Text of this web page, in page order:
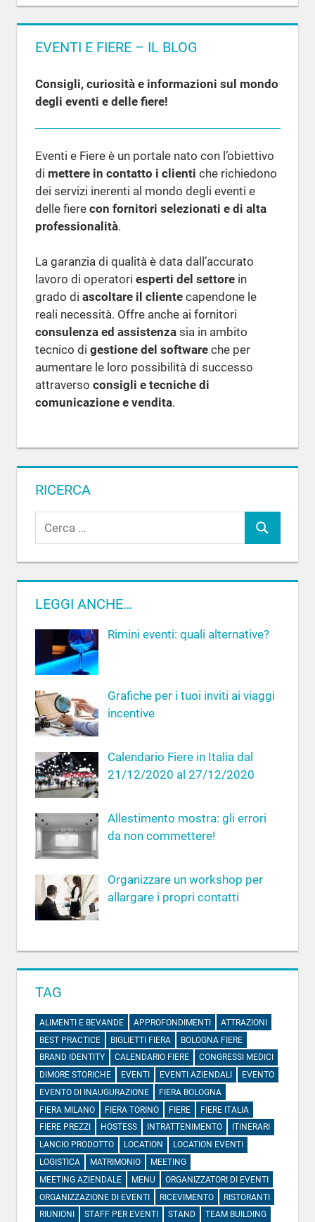
EVENTI E FIERE – IL BLOG
Consigli, curiosità e informazioni sul mondo
degli eventi e delle fiere!
Eventi e Fiere è un portale nato con l’obiettivo
di mettere in contatto i clienti che richiedono
dei servizi inerenti al mondo degli eventi e
delle fierecon fornitori selezionati e di alta
professionalità.
La garanzia di qualità è data dall’accurato
lavoro di operatori esperti del settorein
grado di ascoltare il clientecapendone le
reali necessità. Offre anche ai fornitori
consulenza ed assistenzasia in ambito
tecnico di gestione del softwareche per
aumentare le loro possibilità di successo
attraverso consigli e tecniche di
comunicazione e vendita.
RICERCA
c
e
r
:
r
LEGGI ANCHE…
Rimini eventi: quali alternative?
Grafiche per i tuoi inviti ai viaggi
incentive
Calendario Fiere in Italia dal
21/12/2020 al 27/12/2020
Allestimento mostra: gli errori
da non commettere!
Organizzare un workshop per
allargare i propri contatti
TAG
ALIMENTI E BEVANDE APPROFONDIMENTI
ATTRAZIONI
BEST PRACTICE
BIGLIETTI FIERA
BOLOGNA FIERE
BRAND IDENTITY
CALENDARIO FIERE
CONGRESSI MEDICI
DIMORE STORICHE
EVENTI EVENTI AZIENDALI
EVENTO
EVENTO DI INAUGURAZIONE
FIERA BOLOGNA
FIERA MILANO
FIERA TORINO FIERE
FIERE ITALIA
FIERE PREZZI
HOSTESS INTRATTENIMENTO
ITINERARI
LANCIO PRODOTTO
LOCATION
LOCATION EVENTI
LOGISTICA
MATRIMONIO
MEETING
MEETING AZIENDALE
MENU
ORGANIZZATORI DI EVENTI
ORGANIZZAZIONE DI EVENTI
RICEVIMENTO
RISTORANTI
RIUNIONI
STAFF PER EVENTI STAND TEAM BUILDING